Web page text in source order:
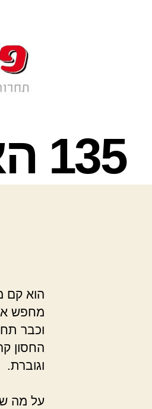
135 האתחול- אופיר מלכי
הוא קם
מחפש
וכבר
החסון
על מה